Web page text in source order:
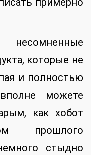
которые не
и полностью
можете
как хобот
прошлого
стыдно